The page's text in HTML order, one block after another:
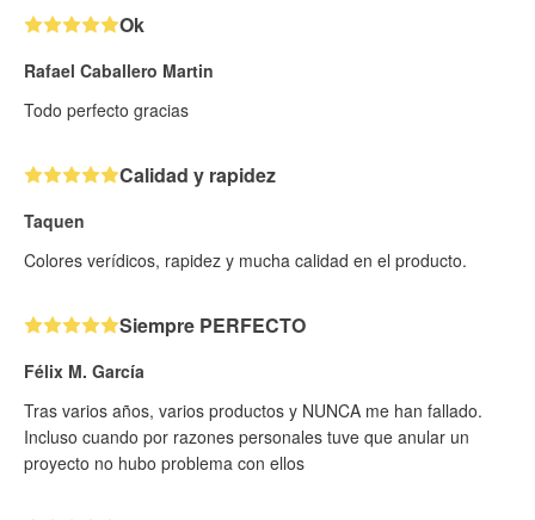
Ok
Rafael Caballero Martin
Todo perfecto gracias
Calidad y rapidez
Taquen
Colores verídicos, rapidez y mucha calidad en el producto.
Siempre PERFECTO
Félix M. García
Tras varios años, varios productos y NUNCA me han fallado.
Incluso cuando por razones personales tuve que anular un
proyecto no hubo problema con ellos